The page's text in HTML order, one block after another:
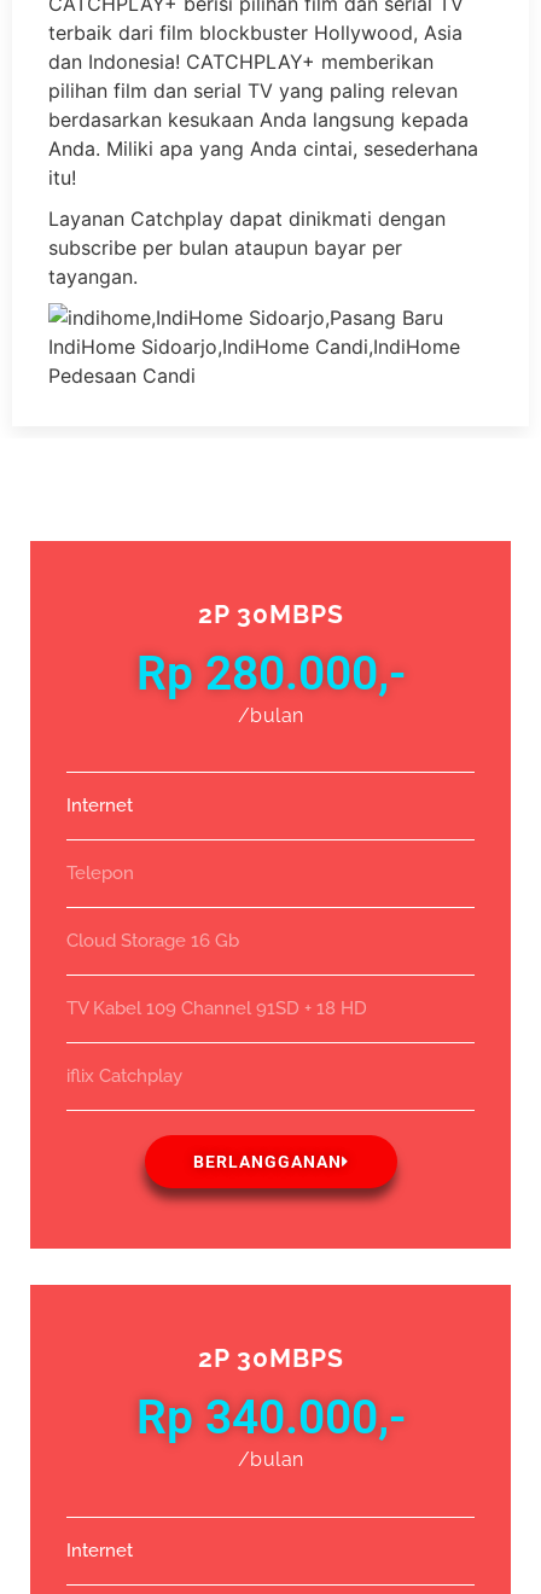
terbaik dari film blockbuster Hollywood, Asia
dan Indonesia! CATCHPLAY+ memberikan
pilihan film dan serial TV yang paling relevan
berdasarkan kesukaan Anda langsung kepada
Anda. Miliki apa yang Anda cintai, sesederhana
itu!
Layanan Catchplay dapat dinikmati dengan
subscribe per bulan ataupun bayar per
tayangan.
2P 30MBPS
Rp 280.000,-
/bulan
Internet
Telepon
Cloud Storage 16 Gb
TV Kabel 109 Channel 91SD + 18 HD
iflix Catchplay
BERLANGGANAN
2P 30MBPS
Rp 340.000,-
/bulan
Internet